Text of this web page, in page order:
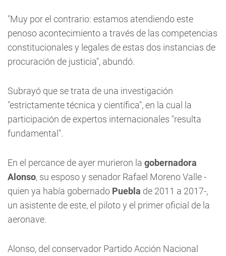
"Muy por el contrario: estamos atendiendo este
penoso acontecimiento a través de las competencias
constitucionales y legales de estas dos instancias de
procuración de justicia", abundó.
Subrayó que se trata de una investigación
"estrictamente técnica y científica", en la cual la
participación de expertos internacionales "resulta
fundamental".
En el percance de ayer murieron la gobernadora
Alonso, su esposo y senador Rafael Moreno Valle -
quien ya había gobernado Puebla de 2011 a 2017-,
un asistente de este, el piloto y el primer oficial de la
aeronave.
Alonso, del conservador Partido Acción Nacional